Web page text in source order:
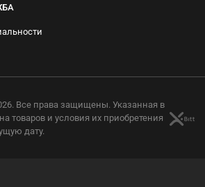
Все права защищены. Указанная в
товаров и условия их приобретения
дату.